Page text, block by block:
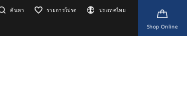
ค้นหา รายการโปรด ประเทศไทย
Shop Online